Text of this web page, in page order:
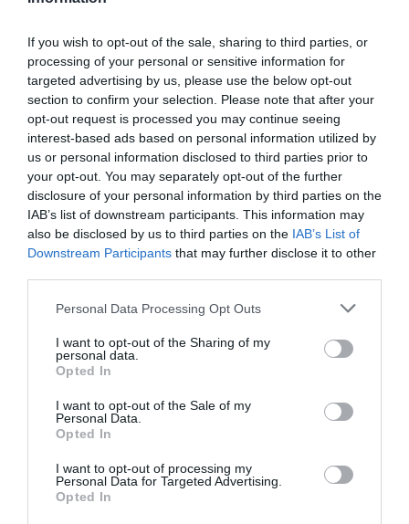
If you wish to opt-out of the sale, sharing to third parties, or
processing of your personal or sensitive information for
targeted advertising by us, please use the below opt-out
section to confirm your selection. Please note that after your
opt-out request is processed you may continue seeing
interest-based ads based on personal information utilized by
us or personal information disclosed to third parties prior to
your opt-out. You may separately opt-out of the further
disclosure of your personal information by third parties on the
IAB’s list of downstream participants. This information may
also be disclosed by us to third parties on the IAB’s List of
Downstream Participants that may further disclose it to other
Personal Data Processing Opt Outs
I want to opt-out of the Sharing of my
personal data.
Opted In
I want to opt-out of the Sale of my
Personal Data.
Opted In
I want to opt-out of processing my
Personal Data for Targeted Advertising.
Opted In
μάθετε πρώτοι όλες τις ειδήσεις
Δείτε όλα τατελευταία νέαγια την Τέχνη και τον
Πολιτισμό στοCulturenow.gr
Νέοι Διαγωνισμοί❯
Tags
ΑΓΓΛΙΚΑΝΙΚΗ ΕΚΚΛΗΣΙΑ
ΕΝΤΕΧΝΟ - ΛΑΪΚΟ - ΠΑΡΑΔΟΣΙΑΚΗ
ΚΟΡΙΝΑ ΛΕΓΑΚΗ
ΣΥΝΑΥΛΙΕΣ 2018
ΧΡΙΣΤΟΥΓΕΝΝΙΑΤΙΚΕΣ ΕΚΔΗΛΩΣΕΙΣ 2018 - 2019
Newsletter
Κάθε βδομάδα στο e-mail σας τα τελευταία νέα για
την Τέχνη και τον Πολιτισμό!
Ακολουθήστε το Culturenow.gr